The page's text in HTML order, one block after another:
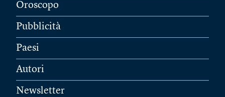
Oroscopo
Pubblicità
Paesi
Autori
Newsletter